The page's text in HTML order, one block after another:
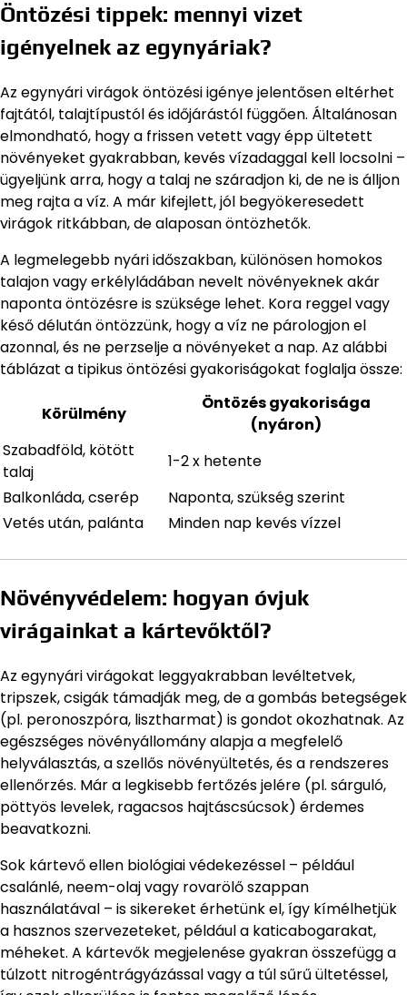
Öntözési tippek: mennyi vizet
igényelnek az egynyáriak?
Az egynyári virágok öntözési igénye jelentősen eltérhet
fajtától, talajtípustól és időjárástól függően. Általánosan
elmondható, hogy a frissen vetett vagy épp ültetett
növényeket gyakrabban, kevés vízadaggal kell locsolni –
ügyeljünk arra, hogy a talaj ne száradjon ki, de ne is álljon
meg rajta a víz. A már kifejlett, jól begyökeresedett
virágok ritkábban, de alaposan öntözhetők.
A legmelegebb nyári időszakban, különösen homokos
talajon vagy erkélyládában nevelt növényeknek akár
naponta öntözésre is szüksége lehet. Kora reggel vagy
késő délután öntözzünk, hogy a víz ne párologjon el
azonnal, és ne perzselje a növényeket a nap. Az alábbi
táblázat a tipikus öntözési gyakoriságokat foglalja össze:
Körülmény
Öntözés gyakorisága
(nyáron)
Szabadföld, kötött
talaj
1-2 x hetente
Balkonláda, cserép
Naponta, szükség szerint
Vetés után, palánta
Minden nap kevés vízzel
Növényvédelem: hogyan óvjuk
virágainkat a kártevőktől?
Az egynyári virágokat leggyakrabban levéltetvek,
tripszek, csigák támadják meg, de a gombás betegségek
(pl. peronoszpóra, lisztharmat) is gondot okozhatnak. Az
egészséges növényállomány alapja a megfelelő
helyválasztás, a szellős növényültetés, és a rendszeres
ellenőrzés. Már a legkisebb fertőzés jelére (pl. sárguló,
pöttyös levelek, ragacsos hajtáscsúcsok) érdemes
beavatkozni.
Sok kártevő ellen biológiai védekezéssel – például
csalánlé, neem-olaj vagy rovarölő szappan
használatával – is sikereket érhetünk el, így kímélhetjük
a hasznos szervezeteket, például a katicabogarakat,
méheket. A kártevők megjelenése gyakran összefügg a
túlzott nitrogéntrágyázással vagy a túl sűrű ültetéssel,